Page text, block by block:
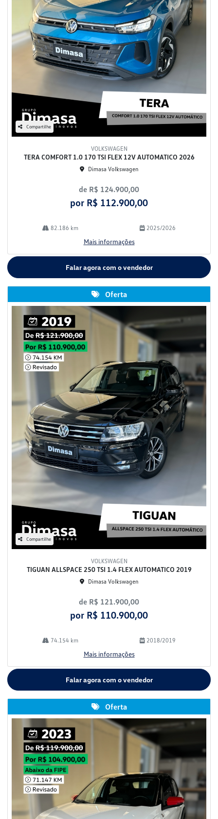
Compartilhe
VOLKSWAGEN
TERA COMFORT 1.0 170 TSI FLEX 12V AUTOMATICO 2026
Dimasa Volkswagen
de R$ 124.900,00
por R$ 112.900,00
82.186 km 2025/2026
Mais informações
Falar agora com o vendedor
Oferta
Compartilhe
VOLKSWAGEN
TIGUAN ALLSPACE 250 TSI 1.4 FLEX AUTOMATICO 2019
Dimasa Volkswagen
de R$ 121.900,00
por R$ 110.900,00
74.154 km 2018/2019
Mais informações
Falar agora com o vendedor
Oferta